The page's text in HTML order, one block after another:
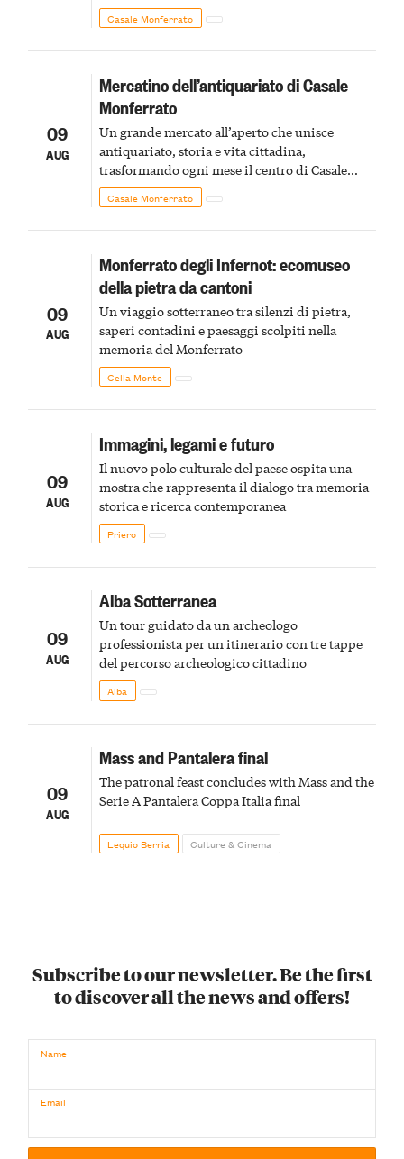
Casale Monferrato
09
AUG
Mercatino dell’antiquariato di Casale
Monferrato
Un grande mercato all’aperto che unisce
antiquariato, storia e vita cittadina,
trasformando ogni mese il centro di Casale
Monferrato in un luogo di scoperta e racconto
Casale Monferrato
09
AUG
Monferrato degli Infernot: ecomuseo
della pietra da cantoni
Un viaggio sotterraneo tra silenzi di pietra,
saperi contadini e paesaggi scolpiti nella
memoria del Monferrato
Cella Monte
09
AUG
Immagini, legami e futuro
Il nuovo polo culturale del paese ospita una
mostra che rappresenta il dialogo tra memoria
storica e ricerca contemporanea
Priero
09
AUG
Alba Sotterranea
Un tour guidato da un archeologo
professionista per un itinerario con tre tappe
del percorso archeologico cittadino
Alba
09
AUG
Mass and Pantalera final
The patronal feast concludes with Mass and the
Serie A Pantalera Coppa Italia final
Lequio Berria Culture & Cinema
Subscribe to our newsletter. Be the first
to discover all the news and offers!
Name
Email